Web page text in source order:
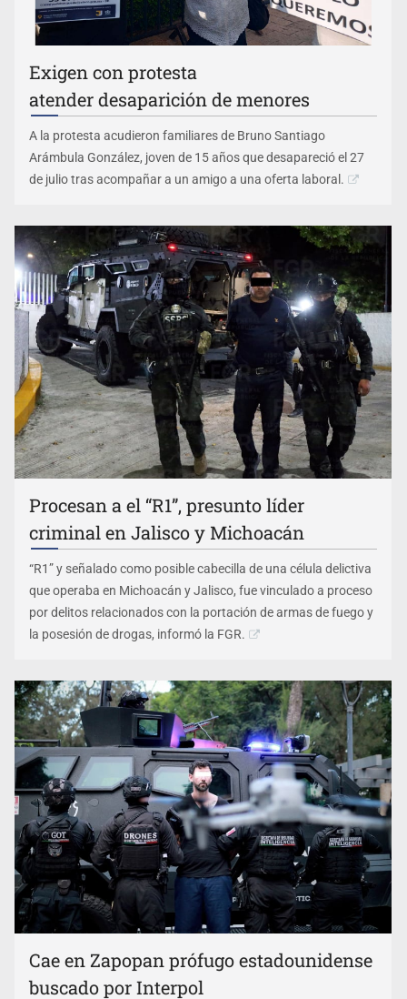
Exigen con protesta
atender desaparición de menores
A la protesta acudieron familiares de Bruno Santiago
Arámbula González, joven de 15 años que desapareció el 27
de julio tras acompañar a un amigo a una oferta laboral.
Procesan a el “R1”, presunto líder
criminal en Jalisco y Michoacán
“R1” y señalado como posible cabecilla de una célula delictiva
que operaba en Michoacán y Jalisco, fue vinculado a proceso
por delitos relacionados con la portación de armas de fuego y
la posesión de drogas, informó la FGR.
Cae en Zapopan prófugo estadounidense
buscado por Interpol